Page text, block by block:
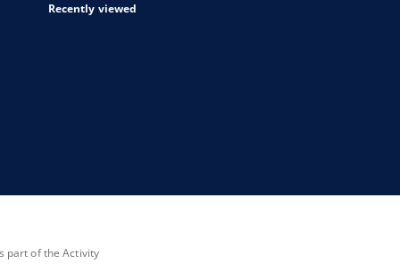
Recently viewed
part of the Activity